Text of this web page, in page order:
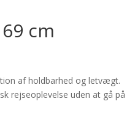
cm
af holdbarhed og letvægt.
rejseoplevelse uden at gå på